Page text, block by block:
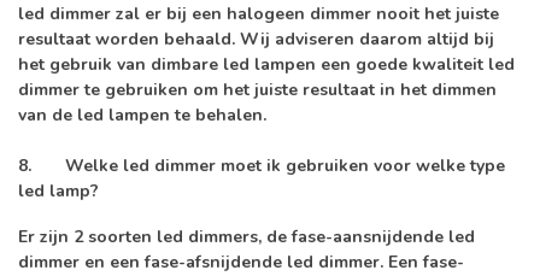
led dimmer zal er bij een halogeen dimmer nooit het juiste
resultaat worden behaald. Wij adviseren daarom altijd bij
het gebruik van dimbare led lampen een goede kwaliteit led
dimmer te gebruiken om het juiste resultaat in het dimmen
van de led lampen te behalen.
8. Welke led dimmer moet ik gebruiken voor welke type
led lamp?
Er zijn 2 soorten led dimmers, de fase-aansnijdende led
dimmer en een fase-afsnijdende led dimmer. Een fase-